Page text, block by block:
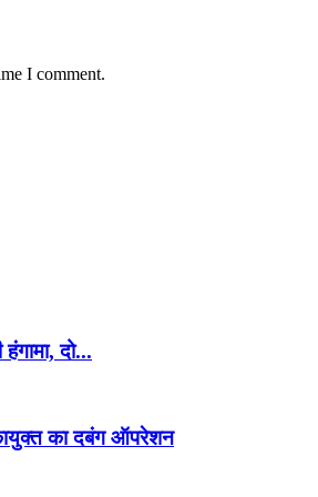
I comment.
दो...
का दबंग ऑपरेशन